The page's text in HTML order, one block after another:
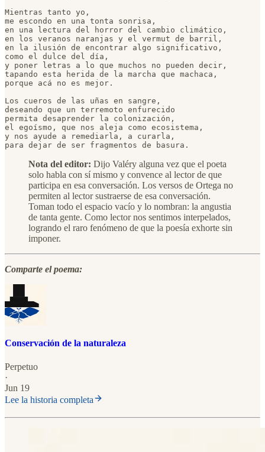
Mientras tanto yo,
me escondo en una tonta sonrisa,
en una lectura del horror del cambio climático,
en los veranos naranjas y el vermut de barril,
en la ilusión de encontrar algo significativo,
como el dulce del día,
y poner letras a lo que muchos no pueden decir,
tapando esta herida de la marcha que machaca,
porque acá no es mejor.
Los cueros de las uñas en sangre,
deseando que un terremoto enfurecido
permita desaprender la colonización,
el egoísmo, que nos aleja como ecosistema,
y nos ayude a remediarla, a curarla,
para dejar de ser fragmentos de basura.
Nota del editor: Dijo Valéry alguna vez que el poeta
solo habla con sí mismo y convence al lector de que
participa en esa conversación. Los versos de Ortega no
permiten al lector sustraerse de esa conversación.
Toman todo el espacio vacío y lo nombran: la angustia
de tanta gente. Como lector nos sentimos interpelados,
logrando el raro fenómeno de que la poesía exhorte sin
imponer.
Comparte el poema:
Conservación de la naturaleza
Perpetuo
·
Jun 19
Lee la historia completa